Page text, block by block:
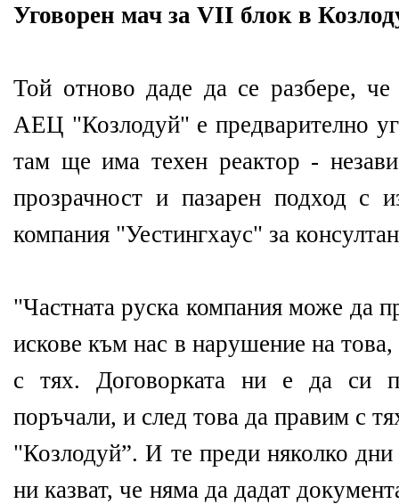
Уговорен мач за VII блок в
Той отново даде да се разбере,
АЕЦ "Козлодуй" е предварително
там ще има техен реактор -
прозрачност и пазарен подход с
компания "Уестингхаус" за
"Частната руска компания може да
искове към нас в нарушение на
с тях. Договорката ни е да си
поръчали, и след това да правим с
"Козлодуй”. И те преди няколко
ни казват, че няма да дадат